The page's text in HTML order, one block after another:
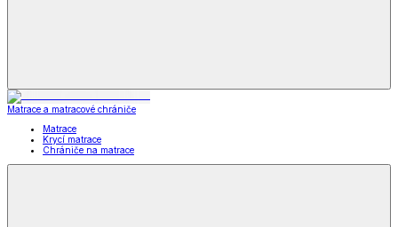
Matrace a matracové chrániče
Matrace
Krycí matrace
Chrániče na matrace